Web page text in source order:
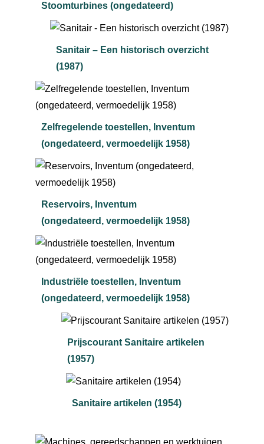
Stoomturbines (ongedateerd)
Sanitair – Een historisch overzicht
(1987)
Zelfregelende toestellen, Inventum
(ongedateerd, vermoedelijk 1958)
Reservoirs, Inventum
(ongedateerd, vermoedelijk 1958)
Industriële toestellen, Inventum
(ongedateerd, vermoedelijk 1958)
Prijscourant Sanitaire artikelen
(1957)
Sanitaire artikelen (1954)